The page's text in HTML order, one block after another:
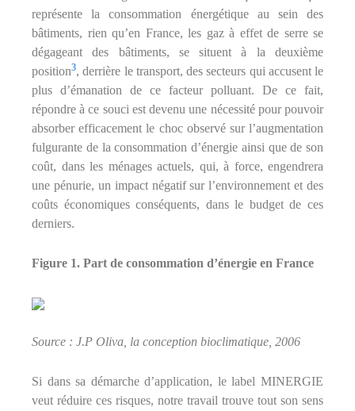
représente la consommation énergétique au sein des
bâtiments, rien qu’en France, les gaz à effet de serre se
dégageant des bâtiments, se situent à la deuxième
position3, derrière le transport, des secteurs qui accusent le
plus d’émanation de ce facteur polluant. De ce fait,
répondre à ce souci est devenu une nécessité pour pouvoir
absorber efficacement le choc observé sur l’augmentation
fulgurante de la consommation d’énergie ainsi que de son
coût, dans les ménages actuels, qui, à force, engendrera
une pénurie, un impact négatif sur l’environnement et des
coûts économiques conséquents, dans le budget de ces
derniers.
Figure 1. Part de consommation d’énergie en France
Source : J.P Oliva, la conception bioclimatique, 2006
Si dans sa démarche d’application, le label MINERGIE
veut réduire ces risques, notre travail trouve tout son sens